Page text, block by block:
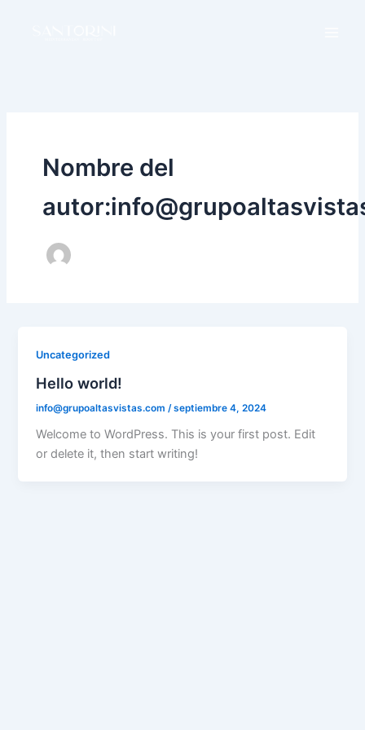
Nombre del
Uncategorized
Hello world!
info@grupoaltasvistas.com /septiembre 4, 2024
Welcome to WordPress. This is your first post. Edit
or delete it, then start writing!